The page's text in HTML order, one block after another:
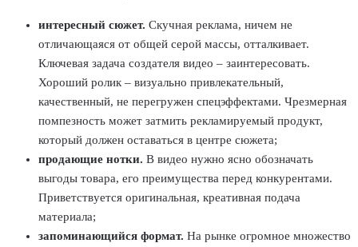
интересный сюжет. Скучная реклама, ничем не
отличающаяся от общей серой массы, отталкивает.
Ключевая задача создателя видео – заинтересовать.
Хороший ролик – визуально привлекательный,
качественный, не перегружен спецэффектами. Чрезмерная
помпезность может затмить рекламируемый продукт,
который должен оставаться в центре сюжета;
продающие нотки. В видео нужно ясно обозначать
выгоды товара, его преимущества перед конкурентами.
Приветствуется оригинальная, креативная подача
материала;
запоминающийся формат. На рынке огромное множество